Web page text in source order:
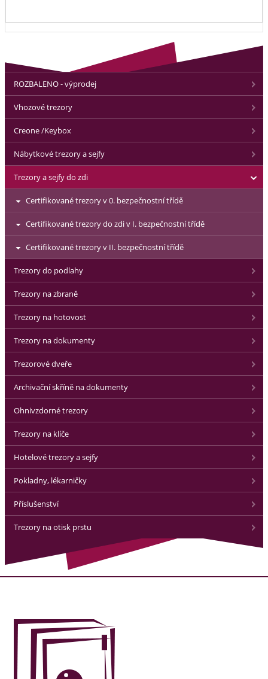
ROZBALENO - výprodej
Vhozové trezory
Creone /Keybox
Nábytkové trezory a sejfy
Trezory a sejfy do zdi
Certifikované trezory v 0. bezpečnostní třídě
Certifikované trezory do zdi v I. bezpečnostní třídě
Certifikované trezory v II. bezpečnostní třídě
Trezory do podlahy
Trezory na zbraně
Trezory na hotovost
Trezory na dokumenty
Trezorové dveře
Archivační skříně na dokumenty
Ohnivzdorné trezory
Trezory na klíče
Hotelové trezory a sejfy
Pokladny, lékarničky
Příslušenství
Trezory na otisk prstu